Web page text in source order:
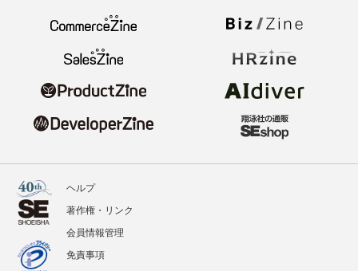
ヘルプ
著作権・リンク
会員情報管理
免責事項